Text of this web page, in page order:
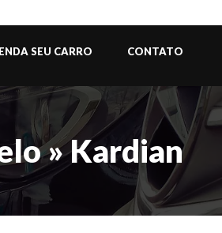
SEU CARRO CONTATO
» Kardian